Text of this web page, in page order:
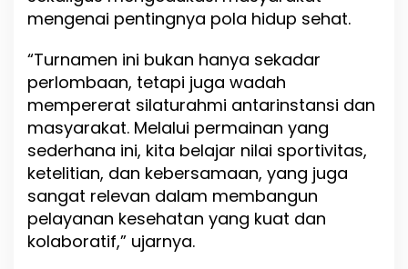
H
K
k
e
-
6
1
mengenai pentingnya pola hidup sehat.
“Turnamen ini bukan hanya sekadar
perlombaan, tetapi juga wadah
mempererat silaturahmi antarinstansi dan
masyarakat. Melalui permainan yang
sederhana ini, kita belajar nilai sportivitas,
ketelitian, dan kebersamaan, yang juga
sangat relevan dalam membangun
pelayanan kesehatan yang kuat dan
kolaboratif,” ujarnya.